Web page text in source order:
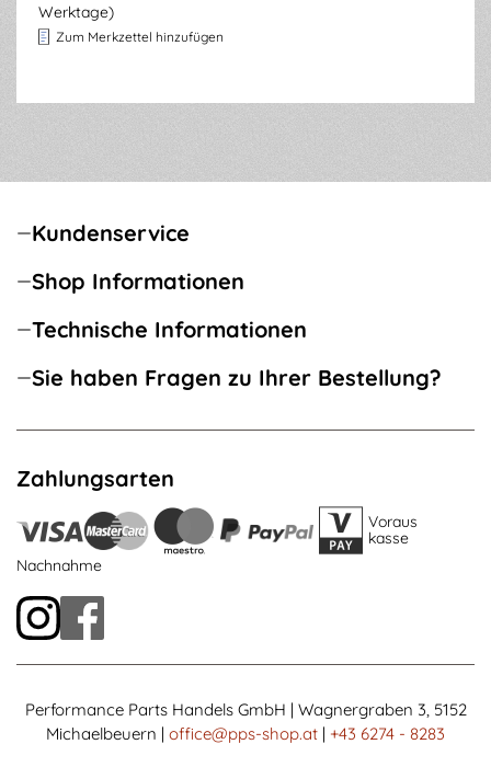
Werktage)
Zum Merkzettel hinzufügen
Kundenservice
Shop Informationen
Technische Informationen
Sie haben Fragen zu Ihrer Bestellung?
Zahlungsarten
Voraus
kasse
Nachnahme
Performance Parts Handels GmbH | Wagnergraben 3, 5152
Michaelbeuern | office@pps-shop.at | +43 6274 - 8283